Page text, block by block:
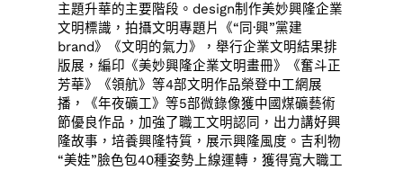
主題升華的主要階段。design制作美妙興隆企業
文明標識，拍攝文明專題片《“同·興”黨建
brand》《文明的氣力》，舉行企業文明結果排
版展，編印《美妙興隆企業文明畫冊》《奮斗正
芳華》《領航》等4部文明作品榮登中工網展
播，《年夜礦工》等5部微錄像獲中國煤礦藝術
節優良作品，加強了職工文明認同，出力講好興
隆故事，培養興隆特質，展示興隆風度。吉利物
“美娃”臉色包40種姿勢上線運轉，獲得寬大職工